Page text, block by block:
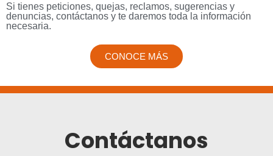
Si tienes peticiones, quejas, reclamos, sugerencias y
denuncias, contáctanos y te daremos toda la información
necesaria.
CONOCE MÁS
Contáctanos